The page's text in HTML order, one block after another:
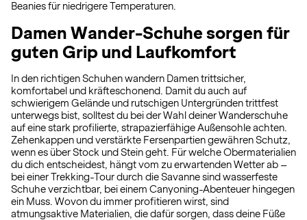
Beanies für niedrigere Temperaturen.
Damen Wander-Schuhe sorgen für
guten Grip und Laufkomfort
In den richtigen Schuhen wandern Damen trittsicher,
komfortabel und kräfteschonend. Damit du auch auf
schwierigem Gelände und rutschigen Untergründen trittfest
unterwegs bist, solltest du bei der Wahl deiner Wanderschuhe
auf eine stark profilierte, strapazierfähige Außensohle achten.
Zehenkappen und verstärkte Fersenpartien gewähren Schutz,
wenn es über Stock und Stein geht. Für welche Obermaterialien
du dich entscheidest, hängt vom zu erwartenden Wetter ab –
bei einer Trekking-Tour durch die Savanne sind wasserfeste
Schuhe verzichtbar, bei einem Canyoning-Abenteuer hingegen
ein Muss. Wovon du immer profitieren wirst, sind
atmungsaktive Materialien, die dafür sorgen, dass deine Füße